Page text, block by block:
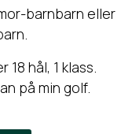
barnbarn eller
hål, 1 klass.
på min golf.